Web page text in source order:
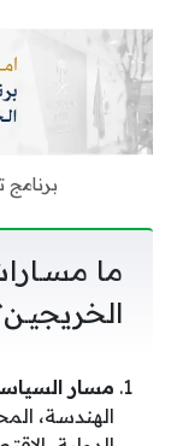
برنامج
ما
مسار
الهندسة،